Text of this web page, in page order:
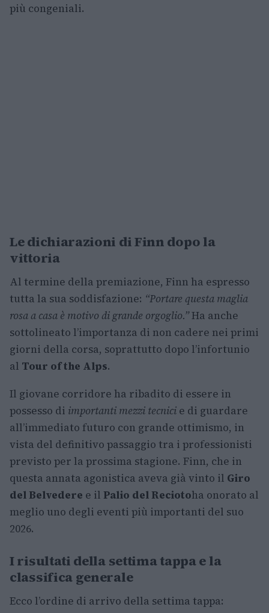
più congeniali.
Le dichiarazioni di Finn dopo la
vittoria
Al termine della premiazione, Finn ha espresso
tutta la sua soddisfazione: “Portare questa maglia
rosa a casa è motivo di grande orgoglio.”Ha anche
sottolineato l’importanza di non cadere nei primi
giorni della corsa, soprattutto dopo l’infortunio
al Tour of the Alps.
Il giovane corridore ha ribadito di essere in
possesso di importanti mezzi tecnici e di guardare
all’immediato futuro con grande ottimismo, in
vista del definitivo passaggio tra i professionisti
previsto per la prossima stagione. Finn, che in
questa annata agonistica aveva già vinto il Giro
del Belvedere e il Palio del Reciotoha onorato al
meglio uno degli eventi più importanti del suo
2026.
I risultati della settima tappa e la
classifica generale
Ecco l’ordine di arrivo della settima tappa: